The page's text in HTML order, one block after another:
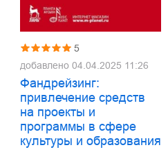
5
добавлено 04.04.2025 11:26
Фандрейзинг:
привлечение средств
на проекты и
программы в сфере
культуры и образования